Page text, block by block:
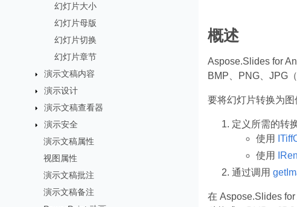
幻灯片大小
幻灯片母版
幻灯片切换
幻灯片章节
演示文稿内容
演示设计
演示文稿查看器
演示安全
演示文稿属性
视图属性
演示文稿批注
演示文稿备注
概述
Aspose.Slides for
BMP、PNG、JPG
要将幻灯片转换为图
定义所需的转
使用
使用
通过调用
在 Aspose.Slides for